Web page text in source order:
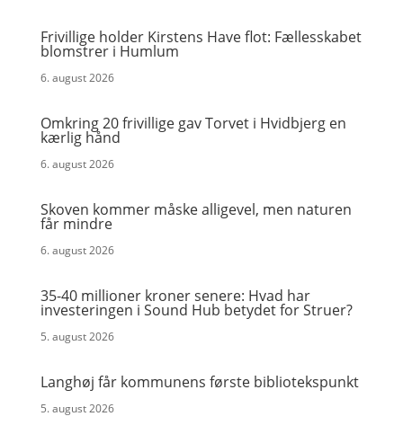
Frivillige holder Kirstens Have flot: Fællesskabet
blomstrer i Humlum
6. august 2026
Omkring 20 frivillige gav Torvet i Hvidbjerg en
kærlig hånd
6. august 2026
Skoven kommer måske alligevel, men naturen
får mindre
6. august 2026
35-40 millioner kroner senere: Hvad har
investeringen i Sound Hub betydet for Struer?
5. august 2026
Langhøj får kommunens første bibliotekspunkt
5. august 2026